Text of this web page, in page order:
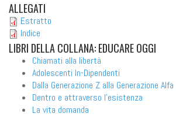
ALLEGATI
Estratto
Indice
LIBRI DELLA COLLANA: EDUCARE OGGI
Chiamati alla libertà
Adolescenti In-Dipendenti
Dalla Generazione Z alla Generazione Alfa
Dentro e attraverso l'esistenza
La vita domanda